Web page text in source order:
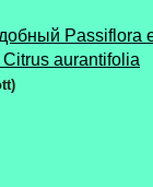
Passiflora
aurantifolia